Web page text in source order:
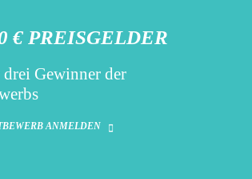
€ PREISGELDER
Gewinner der
ANMELDEN